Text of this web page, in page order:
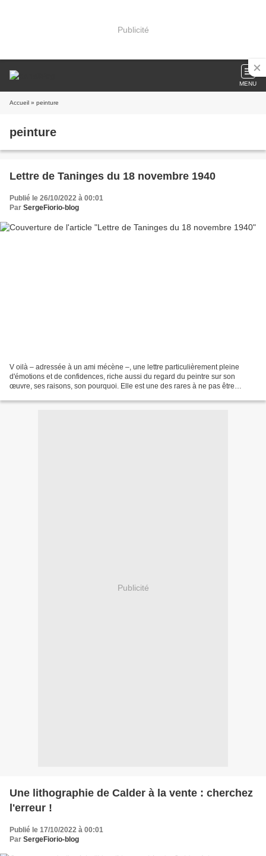
Publicité
MENU
Accueil » peinture
peinture
Lettre de Taninges du 18 novembre 1940
Publié le 26/10/2022 à 00:01
Par SergeFiorio-blog
V oilà – adressée à un ami mécène –, une lettre particulièrement pleine
d'émotions et de confidences, riche aussi du regard du peintre sur son
œuvre, ses raisons, son pourquoi. Elle est une des rares à ne pas être
Publicité
Une lithographie de Calder à la vente : cherchez
l'erreur !
Publié le 17/10/2022 à 00:01
Par SergeFiorio-blog